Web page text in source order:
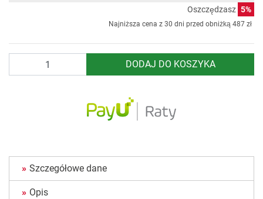
Oszczędzasz 5%
Najniższa cena z 30 dni przed obniżką 487 zł
DODAJ DO KOSZYKA
Szczegółowe dane
Opis